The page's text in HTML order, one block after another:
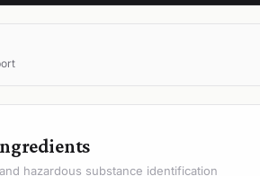
hazardous substance identification